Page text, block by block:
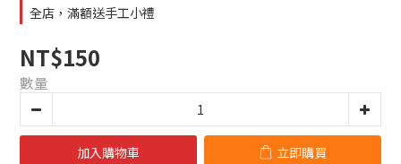
全店，滿額送手工小禮
NT$150
數量
加入購物車 立即購買